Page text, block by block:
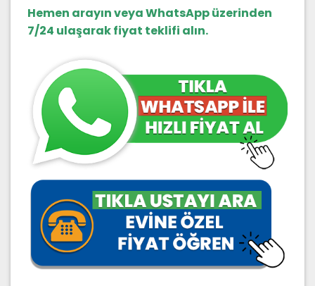
Hemen arayın veya WhatsApp üzerinden
7/24 ulaşarak fiyat teklifi alın.